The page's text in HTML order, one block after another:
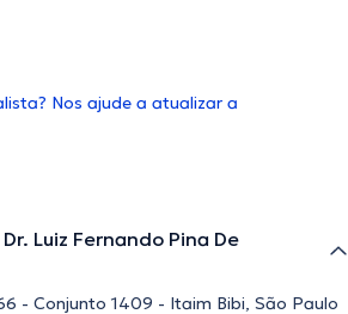
Nos ajude a atualizar a
Luiz Fernando Pina De
- Conjunto 1409 - Itaim Bibi, São Paulo